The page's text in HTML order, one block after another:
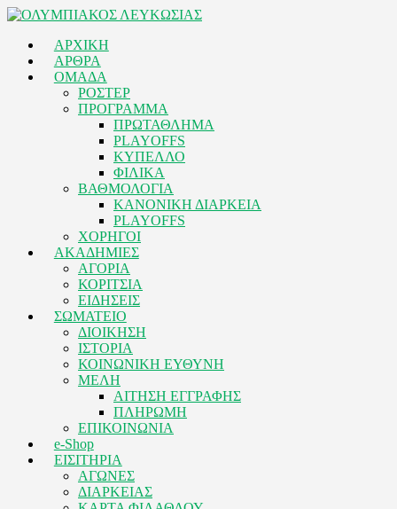
ΑΡΧΙΚΗ
ΑΡΘΡΑ
ΟΜΑΔΑ
ΡΟΣΤΕΡ
ΠΡΟΓΡΑΜΜΑ
ΠΡΩΤΑΘΛΗΜΑ
PLAYOFFS
ΚΥΠΕΛΛΟ
ΦΙΛΙΚΑ
ΒΑΘΜΟΛΟΓΙΑ
ΚΑΝΟΝΙΚΗ ΔΙΑΡΚΕΙΑ
PLAYOFFS
ΧΟΡΗΓΟΙ
ΑΚΑΔΗΜΙΕΣ
ΑΓΟΡΙΑ
ΚΟΡΙΤΣΙΑ
ΕΙΔΗΣΕΙΣ
ΣΩΜΑΤΕΙΟ
ΔΙΟΙΚΗΣΗ
ΙΣΤΟΡΙΑ
ΚΟΙΝΩΝΙΚΗ ΕΥΘΥΝΗ
ΜΕΛΗ
ΑΙΤΗΣΗ ΕΓΓΡΑΦΗΣ
ΠΛΗΡΩΜΗ
ΕΠΙΚΟΙΝΩΝΙΑ
e-Shop
ΕΙΣΙΤΗΡΙΑ
ΑΓΩΝΕΣ
ΔΙΑΡΚΕΙΑΣ